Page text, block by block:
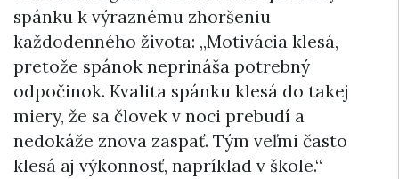
spánku k výraznému zhoršeniu
každodenného života: „Motivácia klesá,
pretože spánok neprináša potrebný
odpočinok. Kvalita spánku klesá do takej
miery, že sa človek v noci prebudí a
nedokáže znova zaspať. Tým veľmi často
klesá aj výkonnosť, napríklad v škole.“